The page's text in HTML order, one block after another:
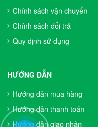
Chính sách vận chuyển
Chính sách đổi trả
Quy định sử dụng
HƯỚNG DẪN
Hướng dẫn mua hàng
Hướng dẫn thanh toán
Hướng dẫn giao nhận